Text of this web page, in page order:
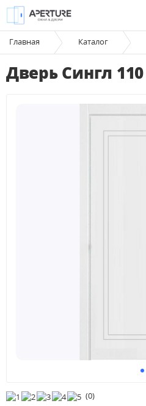
Главная Каталог
Дверь Сингл 110
(0)